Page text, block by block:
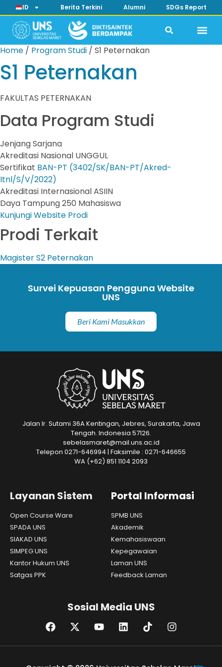
ID Berita Terkini Alumni SDGs Report
Home / Program Studi / S1 Peternakan
S1 Peternakan
FAKULTAS PETERNAKAN
Data Program Studi
JenjangSarjana
Akreditasi Nasional UNGGUL
Sertifikat BAN-PT (3402/SK/BAN-PT/Akred-
Itnl/S/V/2022)
Akreditasi InternasionalASIIN
Daya Tampung250 Mahasiswa
Kunjungi Website Prodi
Prodi Terkait
MagisterS2 Peternakan
Survei Kepuasan Pengguna Website
UNS
Beri Kami Masukkan
Jalan Ir. Sutami 36A Kentingan, Jebres, Surakarta, Jawa
Tengah. Indonesia 57126.
sebelasmaret@mail.uns.ac.id
Telepon 0271-646994 | Faksimile : 0271-646655
WA (+62) 851 1104 2093
Layanan Sistem
Open Course Ware
SPADA UNS
SIAKAD UNS
SIMPEG UNS
Kantor Hukum UNS
Satgas PPK
Portal Informasi
SPMB UNS
Akademik
Kemahasiswaan
Kepegawaian
Laman UNS
Feedback Laman
Sosial Media UNS